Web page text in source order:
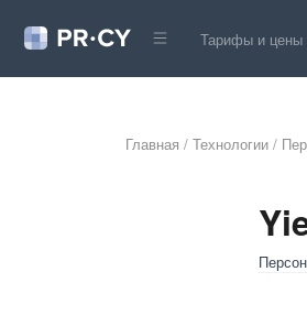
Тарифы и цены
Главная / Технологии /